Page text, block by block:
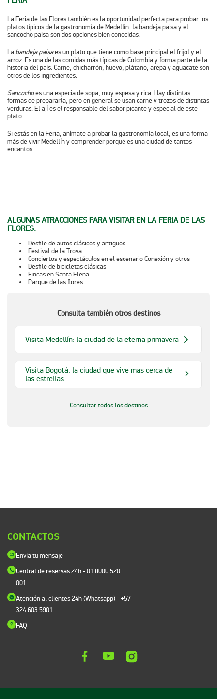
La Feria de las Flores también es la oportunidad perfecta para probar los
platos típicos de la gastronomía de Medellín: la bandeja paisa y el
sancocho paisa son dos opciones bien conocidas.
Labandeja paisaes un plato que tiene como base principal el frijol y el
arroz. Es una de las comidas más típicas de Colombia y forma parte de la
historia del país. Carne, chicharrón, huevo, plátano, arepa y aguacate son
otros de los ingredientes.
Sancochoes una especia de sopa, muy espesa y rica. Hay distintas
formas de prepararla, pero en general se usan carne y trozos de distintas
verduras. El ají es el responsable del sabor picante y especial de este
plato.
Si estás en la Feria, anímate a probar la gastronomía local, es una forma
más de vivir Medellín y comprender porqué es una ciudad de tantos
encantos.
ALGUNAS ATRACCIONES PARA VISITAR EN LA FERIA DE LAS
FLORES:
Desfile de autos clásicos y antiguos
Festival de la Trova
Conciertos y espectáculos en el escenario Conexión y otros
Desfile de bicicletas clásicas
Fincas en Santa Elena
Parque de las flores
Consulta también otros destinos
Visita Medellín: la ciudad de la eterna primavera
Visita Bogotá: la ciudad que vive más cerca de
las estrellas
Consultar todos los destinos
CONTACTOS
Envía tu mensaje
Central de reservas 24h- 01 8000 520
001
Atención al clientes 24h (Whatsapp)- +57
324 603 5901
FAQ